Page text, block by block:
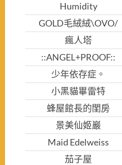
Humidity
GOLD毛絨絨\OVO/
瘋人塔
::ANGEL+PROOF::
少年依存症。
小黑貓畢雷特
蜂屋館長的閨房
景美仙姬巖
Maid Edelweiss
茄子屋